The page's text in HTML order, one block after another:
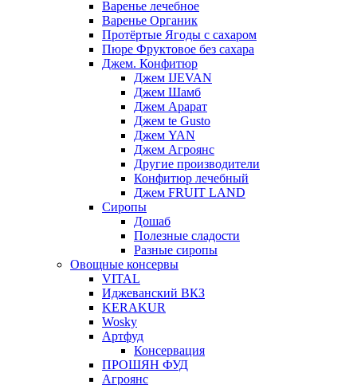
Варенье лечебное
Варенье Органик
Протёртые Ягоды с сахаром
Пюре Фруктовое без сахара
Джем. Конфитюр
Джем IJEVAN
Джем Шамб
Джем Арарат
Джем te Gusto
Джем YAN
Джем Агроянс
Другие производители
Конфитюр лечебный
Джем FRUIT LAND
Сиропы
Дошаб
Полезные сладости
Разные сиропы
Овощные консервы
VITAL
Иджеванский ВКЗ
KERAKUR
Wosky
Артфуд
Консервация
ПРОШЯН ФУД
Агроянс